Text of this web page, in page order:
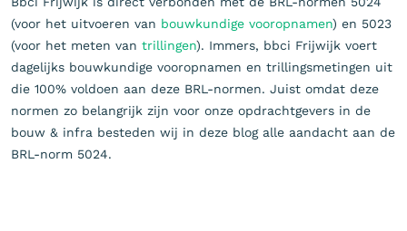
(voor het uitvoeren van bouwkundige vooropnamen) en 5023
(voor het meten van trillingen). Immers, bbci Frijwijk voert
dagelijks bouwkundige vooropnamen en trillingsmetingen uit
die 100% voldoen aan deze BRL-normen. Juist omdat deze
normen zo belangrijk zijn voor onze opdrachtgevers in de
bouw & infra besteden wij in deze blog alle aandacht aan de
BRL-norm 5024.